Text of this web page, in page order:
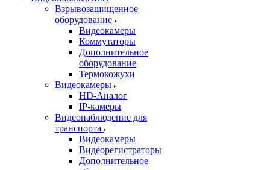
Взрывозащищенное
оборудование
Видеокамеры
Коммутаторы
Дополнительное
оборудование
Термокожухи
Видеокамеры
HD-Аналог
IP-камеры
Видеонаблюдение для
транспорта
Видеокамеры
Видеорегистраторы
Дополнительное